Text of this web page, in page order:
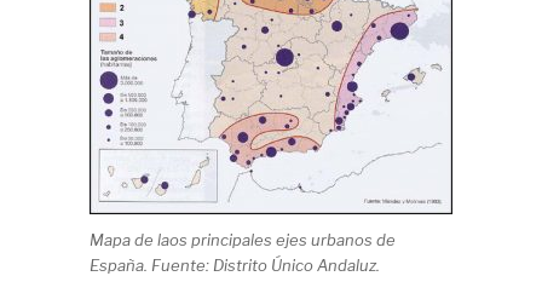
Mapa de laos principales ejes urbanos de
España. Fuente: Distrito Único Andaluz.